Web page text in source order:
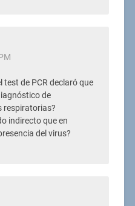
test de PCR declaró que
de
respiratorias?
indirecto que en
del virus?